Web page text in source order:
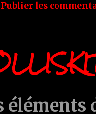
Publier les